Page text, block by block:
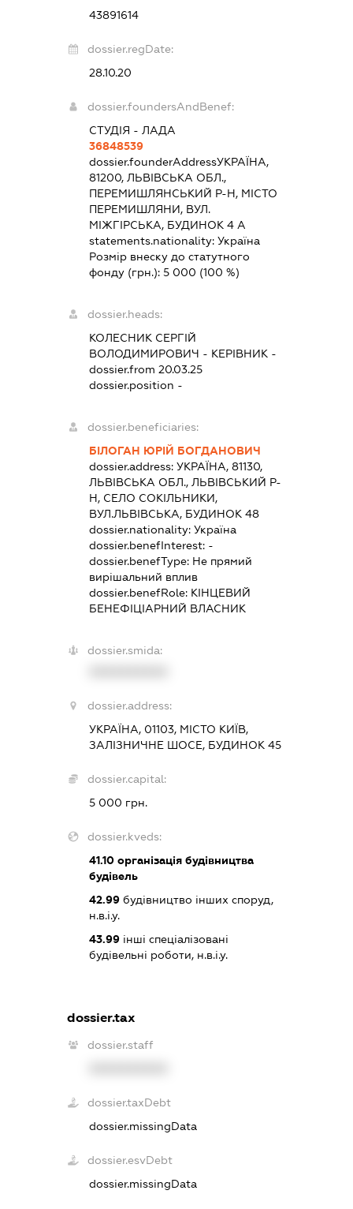
43891614
dossier.regDate:
28.10.20
dossier.foundersAndBenef:
СТУДІЯ - ЛАДА
36848539
dossier.founderAddressУКРАЇНА,
81200, ЛЬВІВСЬКА ОБЛ.,
ПЕРЕМИШЛЯНСЬКИЙ Р-Н, МІСТО
ПЕРЕМИШЛЯНИ, ВУЛ.
МІЖГІРСЬКА, БУДИНОК 4 А
statements.nationality:Україна
Розмір внеску до статутного
фонду (грн.):5 000 (100 %)
dossier.heads:
КОЛЕСНИК СЕРГІЙ
ВОЛОДИМИРОВИЧ - КЕРІВНИК -
dossier.from 20.03.25
dossier.position -
dossier.beneficiaries:
БІЛОГАН ЮРІЙ БОГДАНОВИЧ
dossier.address:УКРАЇНА, 81130,
ЛЬВІВСЬКА ОБЛ., ЛЬВІВСЬКИЙ Р-
Н, СЕЛО СОКІЛЬНИКИ,
ВУЛ.ЛЬВІВСЬКА, БУДИНОК 48
dossier.nationality:Україна
dossier.benefInterest: -
dossier.benefType: Не прямий
вирішальний вплив
dossier.benefRole: КІНЦЕВИЙ
БЕНЕФІЦІАРНИЙ ВЛАСНИК
dossier.smida:
dossier.address:
УКРАЇНА, 01103, МІСТО КИЇВ,
ЗАЛІЗНИЧНЕ ШОСЕ, БУДИНОК 45
dossier.capital:
5 000 грн.
dossier.kveds:
41.10 організація будівництва
будівель
42.99 будівництво інших споруд,
н.в.і.у.
43.99 інші спеціалізовані
будівельні роботи, н.в.і.у.
dossier.tax
dossier.staff
dossier.taxDebt
dossier.missingData
dossier.esvDebt
dossier.missingData